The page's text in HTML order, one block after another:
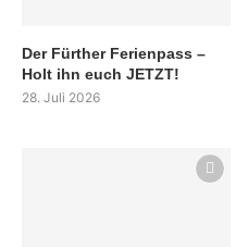
Der Fürther Ferienpass –
Holt ihn euch JETZT!
28. Juli 2026